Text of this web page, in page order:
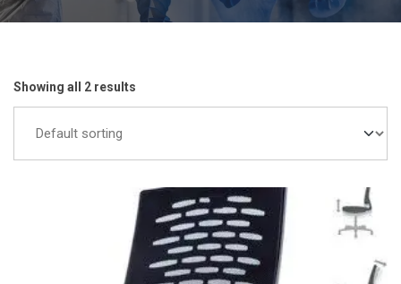
Showing all 2 results